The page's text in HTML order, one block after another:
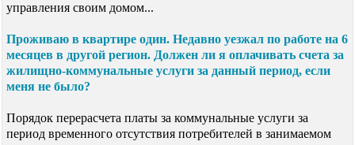
управления своим домом...
Проживаю в квартире один. Недавно уезжал по работе на 6
месяцев в другой регион. Должен ли я оплачивать счета за
жилищно-коммунальные услуги за данный период, если
меня не было?
Порядок перерасчета платы за коммунальные услуги за
период временного отсутствия потребителей в занимаемом